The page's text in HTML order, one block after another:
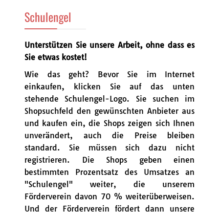
Schulengel
Unterstützen Sie unsere Arbeit, ohne dass es
Sie etwas kostet!
Wie das geht? Bevor Sie im Internet
einkaufen, klicken Sie auf das unten
stehende Schulengel-Logo. Sie suchen im
Shopsuchfeld den gewünschten Anbieter aus
und kaufen ein, die Shops zeigen sich Ihnen
unverändert, auch die Preise bleiben
standard. Sie müssen sich dazu nicht
registrieren. Die Shops geben einen
bestimmten Prozentsatz des Umsatzes an
"Schulengel" weiter, die unserem
Förderverein davon 70 % weiterüberweisen.
Und der Förderverein fördert dann unsere